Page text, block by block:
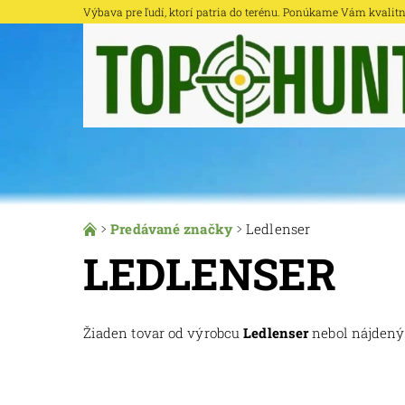
Výbava pre ľudí, ktorí patria do terénu. Ponúkame Vám
Predávané značky Ledlenser
LEDLENSER
Žiaden tovar od výrobcuLedlensernebol